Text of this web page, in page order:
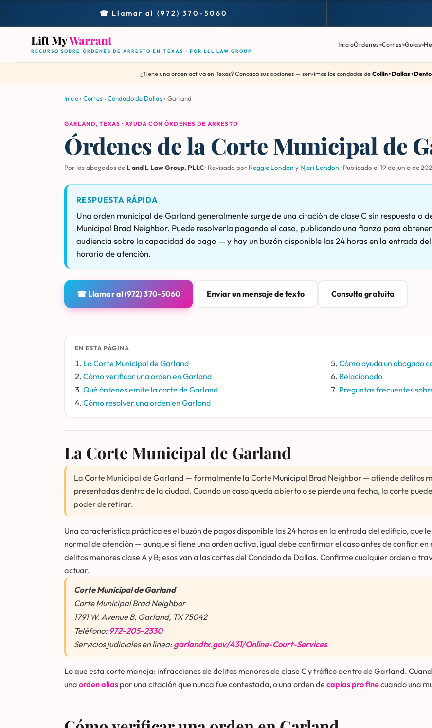
☎ Llamar al (972) 370-5060
Lift MyWarrant
RECURSO SOBRE ÓRDENES DE ARRESTO EN TEXAS • POR L&L LAW GROUP
InicioÓrdenes Cortes Guías
¿Tiene una orden activa en Texas? Conozca sus opciones — servimos los condados deCollin • Dallas •
Inicio› Cortes › Condado de Dallas › Garland
GARLAND, TEXAS · AYUDA CON ÓRDENES DE ARRESTO
Órdenes de la Corte Municipal de
Por los abogados de L and L Law Group, PLLC· Revisado por Reggie London y Njeri London · Publicado el 19 de junio de
RESPUESTA RÁPIDA
Una orden municipal de Garland generalmente surge de una citación de clase C sin respuesta o
Municipal Brad Neighbor. Puede resolverla pagando el caso, publicando una fianza para
audiencia sobre la capacidad de pago — y hay un buzón disponible las 24 horas en la entrada
horario de atención.
☎ Llamar al (972) 370-5060 Enviar un mensaje de texto Consulta gratuita
EN ESTA PÁGINA
La Corte Municipal de Garland
Cómo verificar una orden en Garland
Qué órdenes emite la corte de Garland
Cómo resolver una orden en Garland
Cómo ayuda un abogado
Relacionado
Preguntas frecuentes
La Corte Municipal de Garland
La Corte Municipal de Garland — formalmente la Corte Municipal Brad Neighbor — atiende delitos
presentadas dentro de la ciudad. Cuando un caso queda abierto o se pierde una fecha, la corte
poder de retirar.
Una característica práctica es el buzón de pagos disponible las 24 horas en la entrada del edificio, que
normal de atención — aunque si tiene una orden activa, igual debe confirmar el caso antes de confiar
delitos menores clase A y B; esos van a las cortes del Condado de Dallas. Confirme cualquier orden a
actuar.
Corte Municipal de Garland
Corte Municipal Brad Neighbor
1791 W. Avenue B, Garland, TX 75042
Teléfono: 972-205-2330
Servicios judiciales en línea:garlandtx.gov/431/Online-Court-Services
Lo que esta corte maneja: infracciones de delitos menores de clase C y tráfico dentro de Garland.
una orden alias por una citación que nunca fue contestada, o una orden decapias pro finecuando una